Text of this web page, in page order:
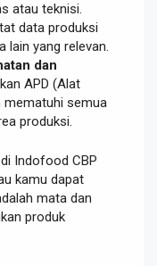
atau teknisi.
data produksi
lain yang relevan.
dan
APD (Alat
mematuhi semua
produksi.
Indofood CBP
kamu dapat
mata dan
produk